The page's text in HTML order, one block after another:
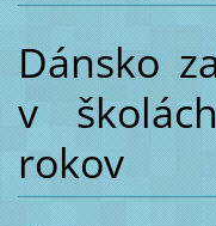
Dánsko
v
rokov